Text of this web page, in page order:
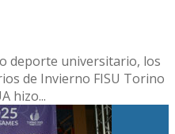
deporte universitario, los
de Invierno FISU Torino
hizo...